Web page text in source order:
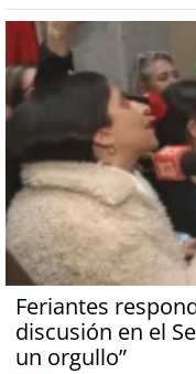
Feriantes
discusión en el
un orgullo”